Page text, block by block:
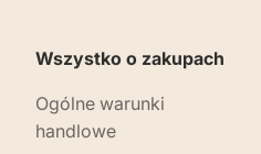
Wszystko o zakupach
Ogólne warunki
handlowe